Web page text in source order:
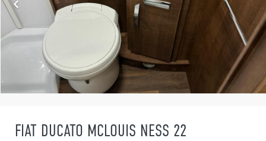
FIAT DUCATO MCLOUIS NESS 22